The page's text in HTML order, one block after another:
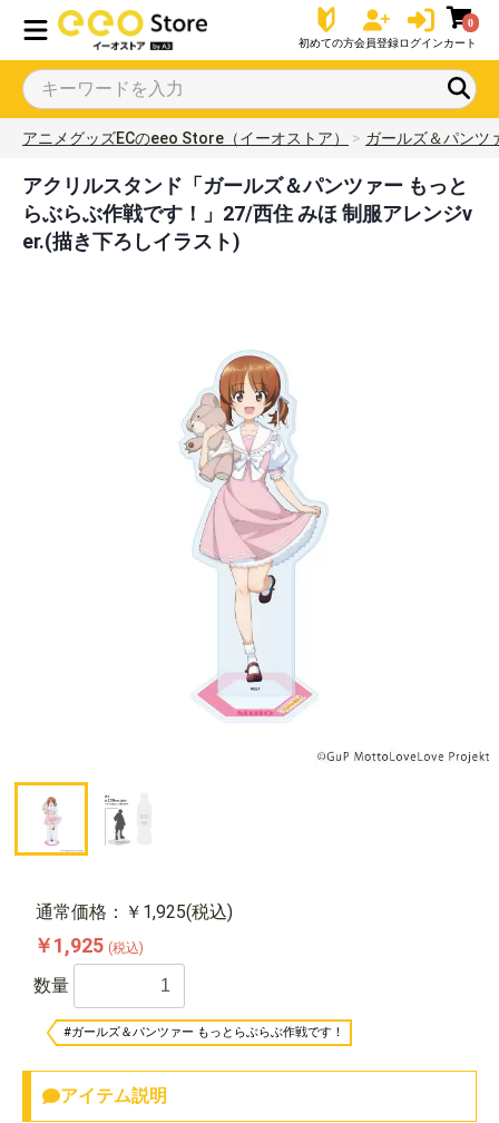
初めての方会員登録ログイン
0
カート
アニメグッズECのeeo Store（イーオストア） ガールズ＆パンツ
アクリルスタンド「ガールズ＆パンツァー もっと
らぶらぶ作戦です！」27/西住 みほ 制服アレンジv
er.(描き下ろしイラスト)
通常価格：￥1,925(税込)
￥1,925 (税込)
数量
#ガールズ＆パンツァー もっとらぶらぶ作戦です！
アイテム説明